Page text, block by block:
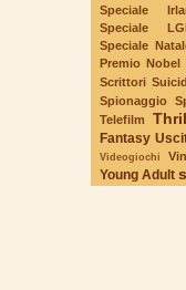
Speciale
Speciale
Speciale
Premio Nobel
Scrittori
Spionaggio
Telefilm
Fantasy
Videogiochi
Young Adult